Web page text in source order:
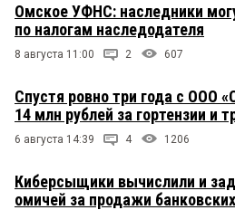
Омское УФНС: наследники
по налогам наследодателя
8 августа 11:00 2 607
Спустя ровно три года с ООО
14 млн рублей за гортензии и
6 августа 14:39 4 1206
Киберсыщики вычислили и
омичей за продажи